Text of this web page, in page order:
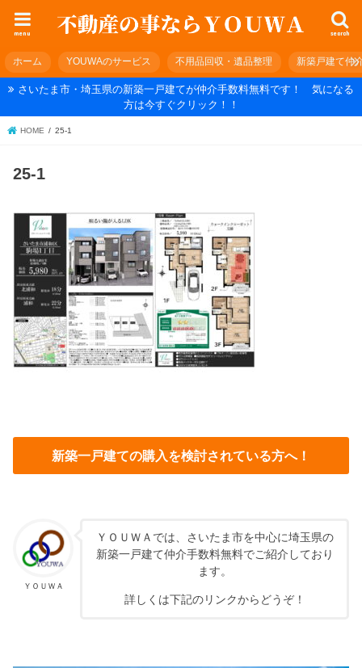
search
menu
ホーム YOUWAのサービス 不用品回収・遺品整理 新築戸建て仲
さいたま市・埼玉県の新築一戸建てが仲介手数料無料です！ 気になる
方は今すぐクリック！！
HOME 25-1
25-1
新築一戸建ての購入を検討されている方へ！
ＹＯＵＷＡ
ＹＯＵＷＡでは、さいたま市を中心に埼玉県の
新築一戸建て仲介手数料無料でご紹介しており
ます。
詳しくは下記のリンクからどうぞ！